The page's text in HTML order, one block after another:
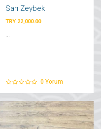
Sarı Zeybek
TRY 22,000.00
...
0 Yorum